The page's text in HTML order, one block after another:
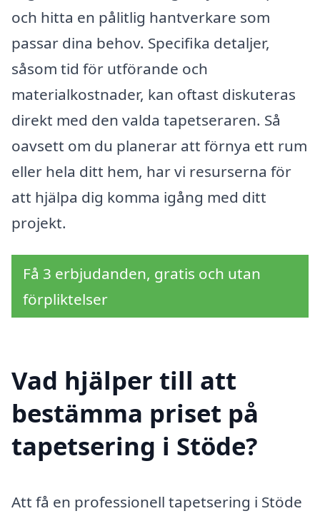
och hitta en pålitlig hantverkare som
passar dina behov. Specifika detaljer,
såsom tid för utförande och
materialkostnader, kan oftast diskuteras
direkt med den valda tapetseraren. Så
oavsett om du planerar att förnya ett rum
eller hela ditt hem, har vi resurserna för
att hjälpa dig komma igång med ditt
projekt.
Få 3 erbjudanden, gratis och utan
förpliktelser
Vad hjälper till att
bestämma priset på
tapetsering i Stöde?
Att få en professionell tapetsering i Stöde